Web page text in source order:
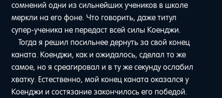
сомнений одни из сильнейших учеников в школе
меркли на его фоне. Что говорить, даже титул
супер-ученика не передаст всей силы Коенджи.
Тогда я решил посильнее дернуть за свой конец
каната. Коенджи, как и ожидалось, сделал то же
самое, но я среагировал и в ту же секунду ослабил
хватку. Естественно, мой конец каната оказался у
Коенджи и состязание закончилось его победой.